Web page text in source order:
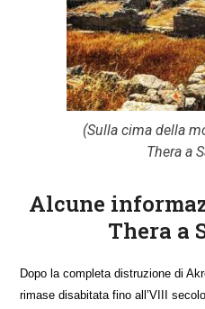
(Sulla cima della
Thera a
Alcune
Thera a
Dopo la completa distruzione di
rimase disabitata fino all’VIII